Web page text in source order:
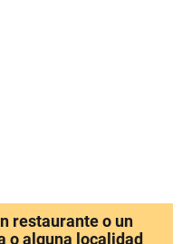
restaurante o un
o alguna localidad